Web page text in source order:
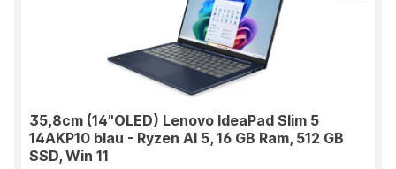
35,8cm (14"OLED) Lenovo IdeaPad Slim 5
14AKP10 blau - Ryzen AI 5, 16 GB Ram, 512 GB
SSD, Win 11